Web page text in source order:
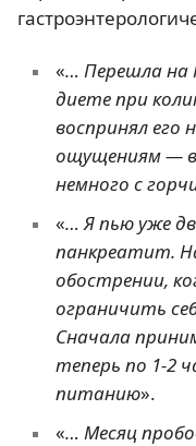
«… Перешла на
диете при
воспринял его
ощущениям —
немного с
«… Я пью уже
панкреатит.
обострении,
ограничить
Сначала
теперь по 1-2
питанию».
«… Месяц